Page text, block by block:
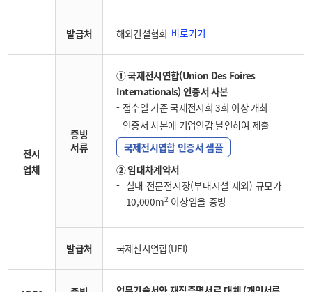
발급처 해외건설협회 바로가기
전시
업체
증빙
서류
① 국제전시연합(Union Des Foires
Internationals) 인증서 사본
접수일 기준 국제전시회 3회 이상 개최
인증서 사본에 기업인감 날인하여 제출
국제전시엽합 인증서 샘플
② 임대차계약서
실내 전문전시장(부대시설 제외) 규모가
10,000m2이상임을 증빙
발급처 국제전시연합(UFI)